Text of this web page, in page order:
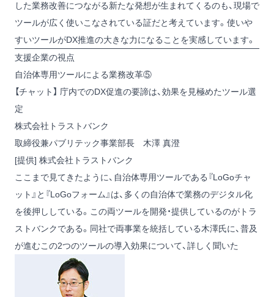
した業務改善につながる新たな発想が生まれてくるのも、現場で
ツールが広く使いこなされている証だと考えています。使いや
すいツールがDX推進の大きな力になることを実感しています。
支援企業の視点
自治体専用ツールによる業務改革⑤
【チャット】 庁内でのDX促進の要諦は、効果を見極めたツール選
定
株式会社トラストバンク
取締役兼パブリテック事業部長 木澤 真澄
[提供] 株式会社トラストバンク
ここまで見てきたように、自治体専用ツールである『LoGoチャ
ット』と『LoGoフォーム』は、多くの自治体で業務のデジタル化
を後押ししている。この両ツールを開発・提供しているのがトラ
ストバンクである。同社で両事業を統括している木澤氏に、普及
が進むこの2つのツールの導入効果について、詳しく聞いた